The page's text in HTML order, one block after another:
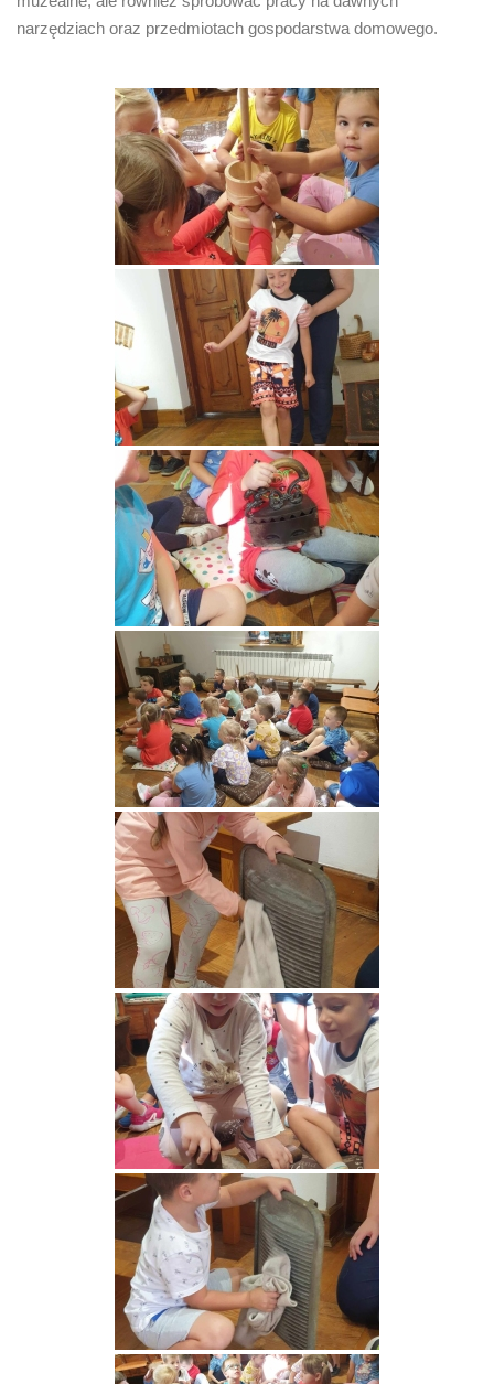
narzędziach oraz przedmiotach gospodarstwa domowego.